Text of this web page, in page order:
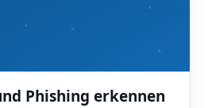
Phishing erkennen